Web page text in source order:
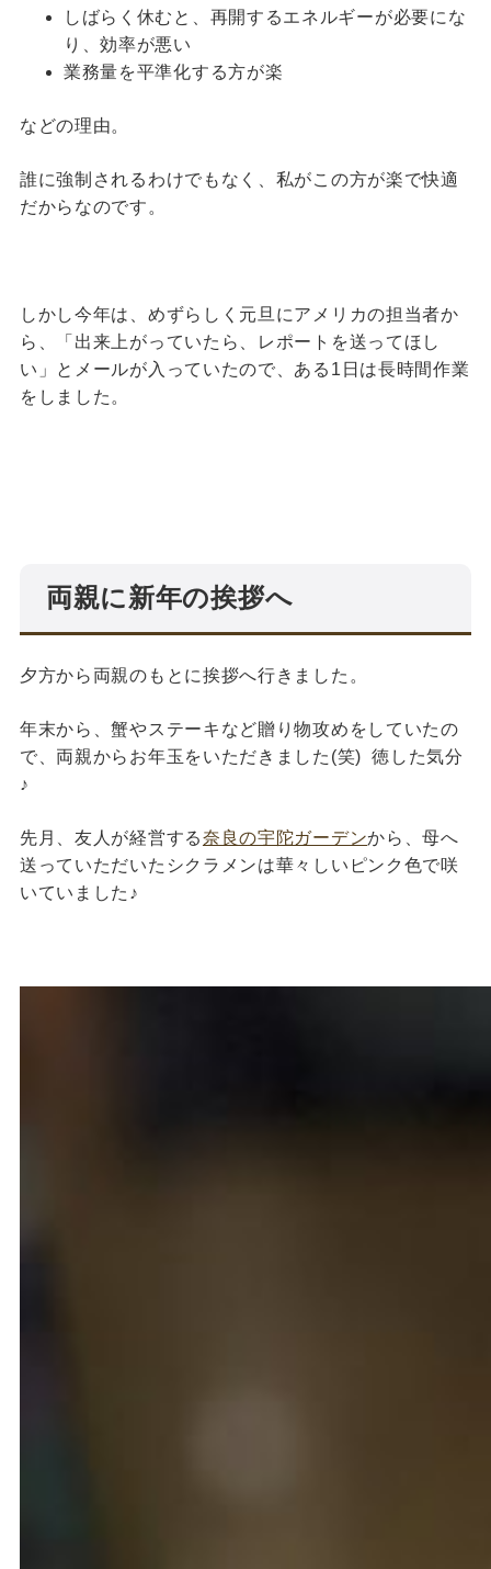
しばらく休むと、再開するエネルギーが必要にな
り、効率が悪い
業務量を平準化する方が楽
などの理由。
誰に強制されるわけでもなく、私がこの方が楽で快適
だからなのです。
しかし今年は、めずらしく元旦にアメリカの担当者か
ら、「出来上がっていたら、レポートを送ってほし
い」とメールが入っていたので、ある1日は長時間作業
をしました。
両親に新年の挨拶へ
夕方から両親のもとに挨拶へ行きました。
年末から、蟹やステーキなど贈り物攻めをしていたの
で、両親からお年玉をいただきました(笑) 徳した気分
♪
先月、友人が経営する奈良の宇陀ガーデンから、母へ
送っていただいたシクラメンは華々しいピンク色で咲
いていました♪